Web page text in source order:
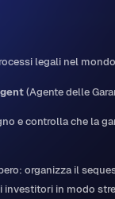
legali nel
(Agente delle
e controlla che la
organizza il
investitori in modo